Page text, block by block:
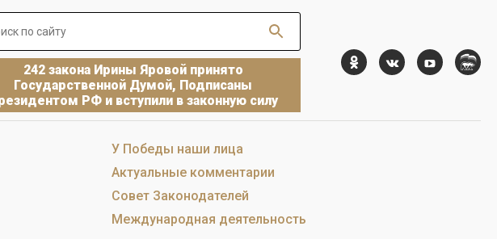
242 закона Ирины Яровой принято
Государственной Думой, Подписаны
РФ и вступили в законную силу
У Победы наши лица
Актуальные комментарии
Совет Законодателей
Международная деятельность